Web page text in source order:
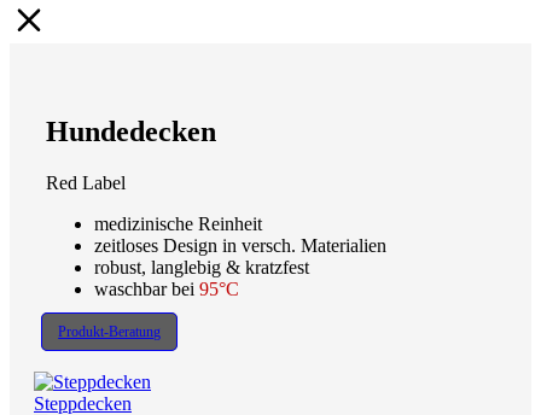
Hundedecken
Red Label
medizinische Reinheit
zeitloses Design in versch. Materialien
robust, langlebig & kratzfest
waschbar bei 95°C
Produkt-Beratung
Steppdecken